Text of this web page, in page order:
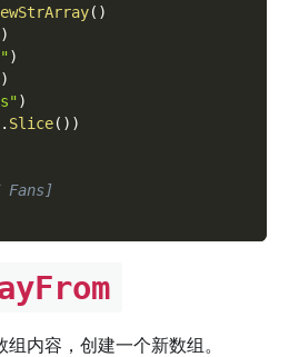
( )
)
)
)
)
. Slice( ) )
Fans]
内容，创建一个新数组。